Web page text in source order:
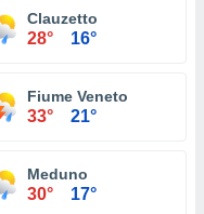
Clauzetto
28° 16°
Fiume Veneto
33° 21°
Meduno
30° 17°